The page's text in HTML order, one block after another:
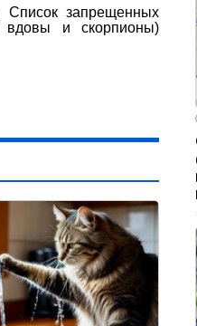
запрещенных
вдовы и скорпионы)